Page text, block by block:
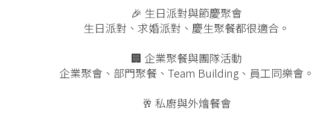
🎉 生日派對與節慶聚會
生日派對、求婚派對、慶生聚餐都很適合。
🏢 企業聚餐與團隊活動
企業聚會、部門聚餐、Team Building、員工同樂會。
🥂 私廚與外燴餐會